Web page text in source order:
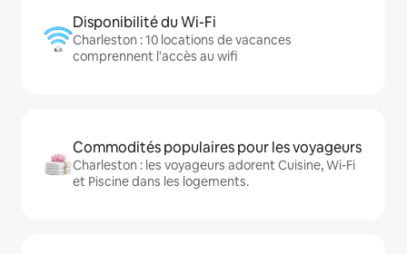
Disponibilité du Wi-Fi
Charleston : 10 locations de vacances
comprennent l'accès au wifi
Commodités populaires pour les voyageurs
Charleston : les voyageurs adorent Cuisine, Wi-Fi
et Piscine dans les logements.